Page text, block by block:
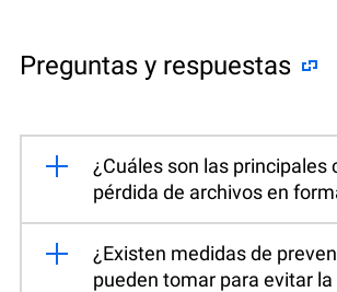
Preguntas y respuestas
¿Cuáles son las principales
pérdida de archivos en
¿Existen medidas de
pueden tomar para evitar la